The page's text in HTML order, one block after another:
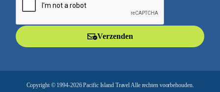
a
Verzenden
Copyright © 1994-2026 Pacific Island Travel Alle rechten voorbehouden.